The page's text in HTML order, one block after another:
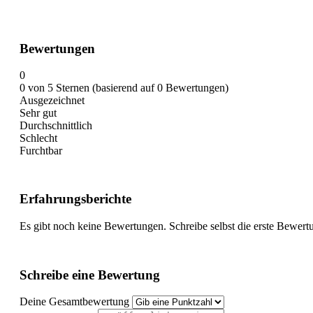
Bewertungen
0
0 von 5 Sternen (basierend auf 0 Bewertungen)
Ausgezeichnet
Sehr gut
Durchschnittlich
Schlecht
Furchtbar
Erfahrungsberichte
Es gibt noch keine Bewertungen. Schreibe selbst die erste
Schreibe eine Bewertung
Deine Gesamtbewertung